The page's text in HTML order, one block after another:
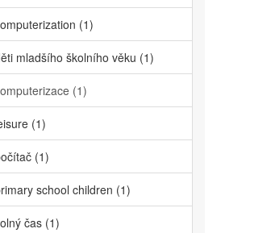
(1)
mladšího školního věku (1)
(1)
(1)
(1)
school children (1)
čas (1)